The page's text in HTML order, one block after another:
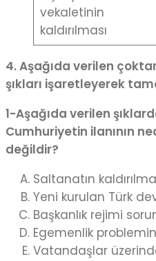
vekaletinin
kaldırılması
4. Aşağıda verilen
şıkları işaretleyerek
1-Aşağıda verilen
Cumhuriyetin ilanının
değildir?
Saltanatın
Yeni kurulan Türk
Başkanlık rejimi
Egemenlik
Vatandaşlar